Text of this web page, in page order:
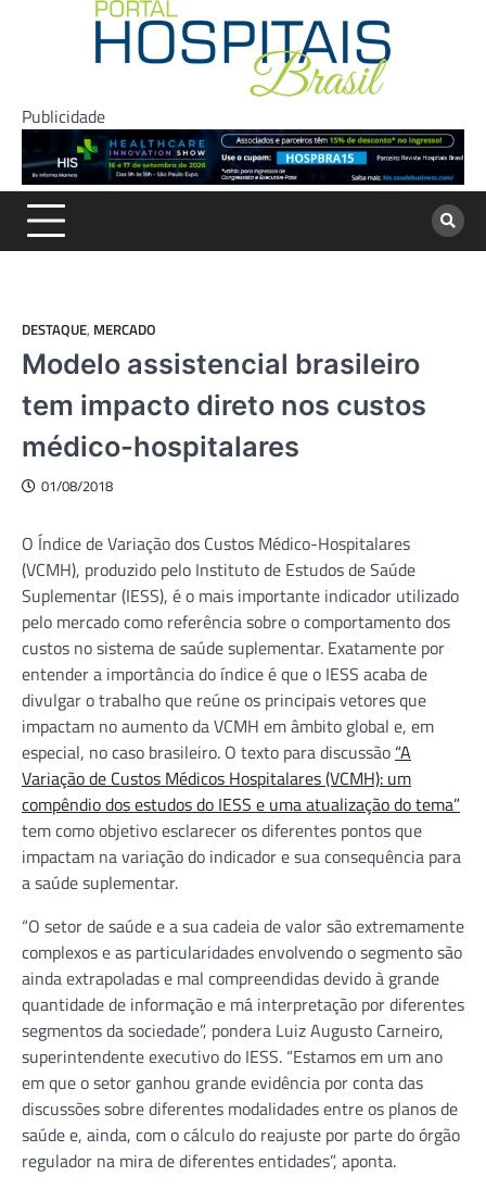
Publicidade
DESTAQUE, MERCADO
Modelo assistencial brasileiro
tem impacto direto nos custos
médico-hospitalares
01/08/2018
O Índice de Variação dos Custos Médico-Hospitalares
(VCMH), produzido pelo Instituto de Estudos de Saúde
Suplementar (IESS), é o mais importante indicador utilizado
pelo mercado como referência sobre o comportamento dos
custos no sistema de saúde suplementar. Exatamente por
entender a importância do índice é que o IESS acaba de
divulgar o trabalho que reúne os principais vetores que
impactam no aumento da VCMH em âmbito global e, em
especial, no caso brasileiro. O texto para discussão “A
Variação de Custos Médicos Hospitalares (VCMH): um
compêndio dos estudos do IESS e uma atualização do tema”
tem como objetivo esclarecer os diferentes pontos que
impactam na variação do indicador e sua consequência para
a saúde suplementar.
“O setor de saúde e a sua cadeia de valor são extremamente
complexos e as particularidades envolvendo o segmento são
ainda extrapoladas e mal compreendidas devido à grande
quantidade de informação e má interpretação por diferentes
segmentos da sociedade”, pondera Luiz Augusto Carneiro,
superintendente executivo do IESS. “Estamos em um ano
em que o setor ganhou grande evidência por conta das
discussões sobre diferentes modalidades entre os planos de
saúde e, ainda, com o cálculo do reajuste por parte do órgão
regulador na mira de diferentes entidades”, aponta.